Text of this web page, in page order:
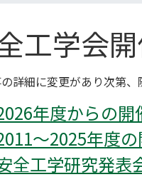
工学会
詳細に変更があり次第、
年度からの開
～2025年度
全工学研究発表